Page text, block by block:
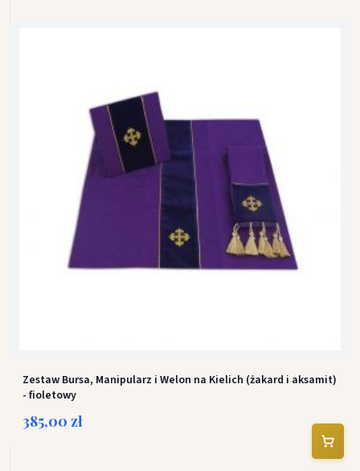
Zestaw Bursa, Manipularz i Welon na Kielich (żakard i aksamit)
- fioletowy
385,00 zł